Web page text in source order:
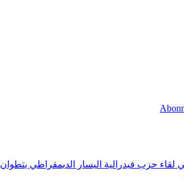
لقاء حزب فيدرالية اليسار الديمقراطي بتطوان